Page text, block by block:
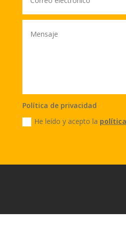
Política de privacidad
He leído y acepto la